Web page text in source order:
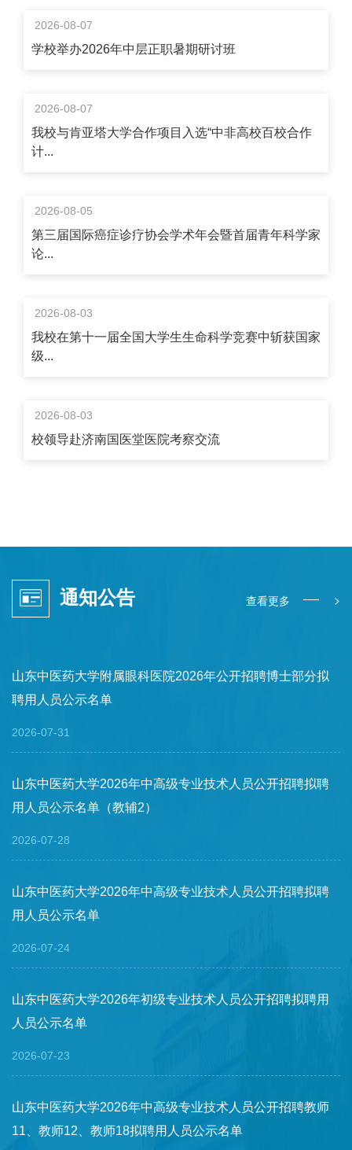
学校举办2026年中层正职暑期研讨班
2026-08-07
我校与肯亚塔大学合作项目入选“中非高校百校合作
计...
2026-08-07
第三届国际癌症诊疗协会学术年会暨首届青年科学家
论...
2026-08-05
我校在第十一届全国大学生生命科学竞赛中斩获国家
级...
2026-08-03
校领导赴济南国医堂医院考察交流
2026-08-03
通知公告 查看更多 >
山东中医药大学附属眼科医院2026年公开招聘博士部分拟
聘用人员公示名单
2026-07-31
山东中医药大学2026年中高级专业技术人员公开招聘拟聘
用人员公示名单（教辅2）
2026-07-28
山东中医药大学2026年中高级专业技术人员公开招聘拟聘
用人员公示名单
2026-07-24
山东中医药大学2026年初级专业技术人员公开招聘拟聘用
人员公示名单
2026-07-23
山东中医药大学2026年中高级专业技术人员公开招聘教师
11、教师12、教师18拟聘用人员公示名单